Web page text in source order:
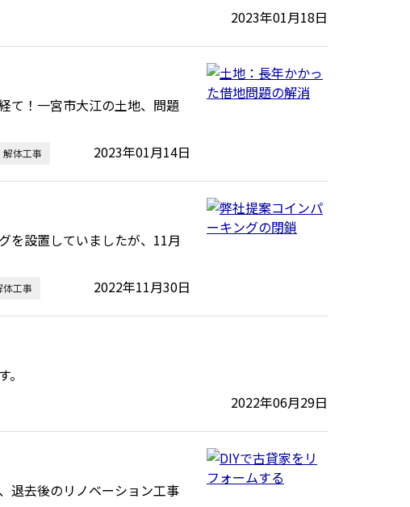
2023年01月18日
て！一宮市大江の土地、問題
解体工事 2023年01月14日
を設置していましたが、11月
体工事 2022年11月30日
2022年06月29日
退去後のリノベーション工事